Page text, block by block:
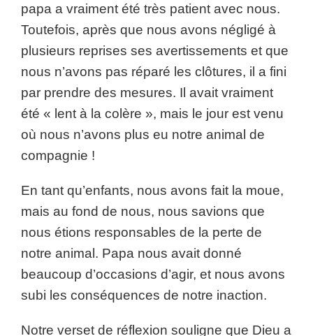
papa a vraiment été très patient avec nous.
Toutefois, après que nous avons négligé à
plusieurs reprises ses avertissements et que
nous n’avons pas réparé les clôtures, il a fini
par prendre des mesures. Il avait vraiment
été « lent à la colère », mais le jour est venu
où nous n’avons plus eu notre animal de
compagnie !
En tant qu’enfants, nous avons fait la moue,
mais au fond de nous, nous savions que
nous étions responsables de la perte de
notre animal. Papa nous avait donné
beaucoup d’occasions d’agir, et nous avons
subi les conséquences de notre inaction.
Notre verset de réflexion souligne que Dieu a